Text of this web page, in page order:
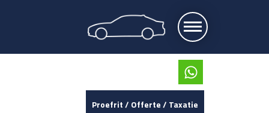
Proefrit / Offerte / Taxatie